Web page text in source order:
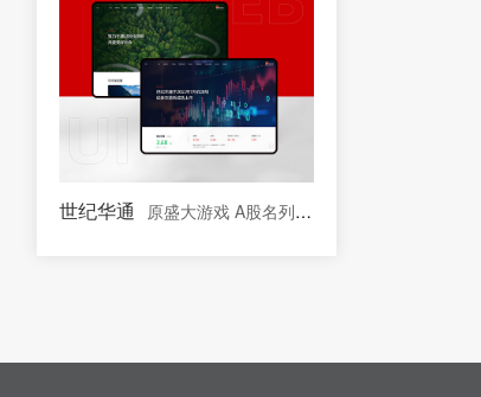
世纪华通 原盛大游戏 A股名列前茅的文化传媒板块上市